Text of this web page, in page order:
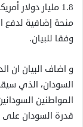
1.8 مليار دولار
وفقا للبيان.
و اضاف البيان ان
السودان، الذي
المواطنين
قدرة السودان على